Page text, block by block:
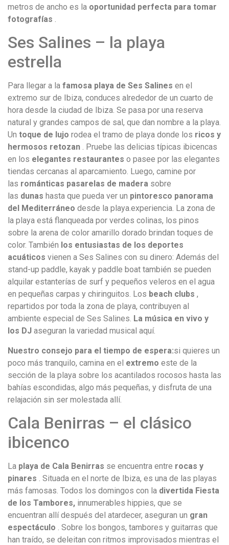
metros de ancho es la oportunidad perfecta para tomar
fotografías
Ses Salines – la playa
estrella
Para llegar a la famosa playa de Ses Salines en el
extremo sur de Ibiza, conduces alrededor de un cuarto de
hora desde la ciudad de Ibiza. Se pasa por una reserva
natural y grandes campos de sal, que dan nombre a la playa.
Un toque de lujo rodea el tramo de playa donde los ricos y
hermosos retozan . Pruebe las delicias típicas ibicencas
en los elegantes restaurantes o pasee por las elegantes
tiendas cercanas al aparcamiento. Luego, camine por
las románticas pasarelas de madera sobre
las dunas hasta que pueda ver un pintoresco panorama
del Mediterráneo desde la playa.experiencia. La zona de
la playa está flanqueada por verdes colinas, los pinos
sobre la arena de color amarillo dorado brindan toques de
color. También los entusiastas de los deportes
acuáticos vienen a Ses Salines con su dinero: Además del
stand-up paddle, kayak y paddle boat también se pueden
alquilar estanterías de surf y pequeños veleros en el agua
en pequeñas carpas y chiringuitos. Los beach clubs ,
repartidos por toda la zona de playa, contribuyen al
ambiente especial de Ses Salines. La música en vivo y
los DJ aseguran la variedad musical aquí.
Nuestro consejo para el tiempo de espera:si quieres un
poco más tranquilo, camina en el extremo este de la
sección de la playa sobre los acantilados rocosos hasta las
bahías escondidas, algo más pequeñas, y disfruta de una
relajación sin ser molestada allí.
Cala Benirras – el clásico
ibicenco
La playa de Cala Benirras se encuentra entre rocas y
pinares . Situada en el norte de Ibiza, es una de las playas
más famosas. Todos los domingos con la divertida Fiesta
de los Tambores, innumerables hippies, que se
encuentran allí después del atardecer, aseguran un gran
espectáculo . Sobre los bongos, tambores y guitarras que
han traído, se deleitan con ritmos improvisados ​​mientras el